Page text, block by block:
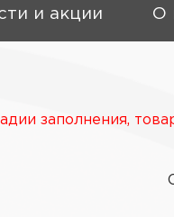
и акции О
заполнения,